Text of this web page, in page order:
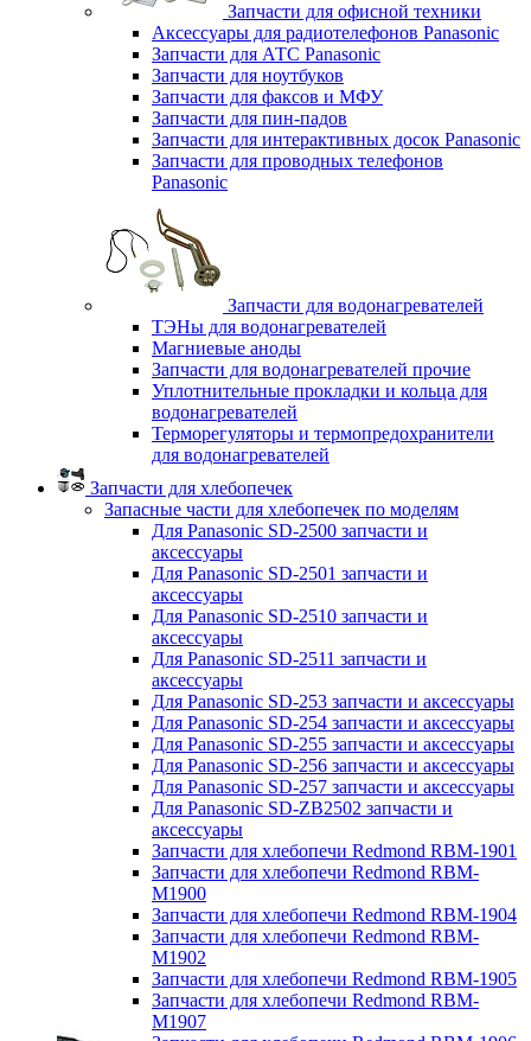
Запчасти для офисной техники
Аксессуары для радиотелефонов Panasonic
Запчасти для АТС Panasonic
Запчасти для ноутбуков
Запчасти для факсов и МФУ
Запчасти для пин-падов
Запчасти для интерактивных досок Panasonic
Запчасти для проводных телефонов
Panasonic
Запчасти для водонагревателей
ТЭНы для водонагревателей
Магниевые аноды
Запчасти для водонагревателей прочие
Уплотнительные прокладки и кольца для
водонагревателей
Терморегуляторы и термопредохранители
для водонагревателей
Запчасти для хлебопечек
Запасные части для хлебопечек по моделям
Для Panasonic SD-2500 запчасти и
аксессуары
Для Panasonic SD-2501 запчасти и
аксессуары
Для Panasonic SD-2510 запчасти и
аксессуары
Для Panasonic SD-2511 запчасти и
аксессуары
Для Panasonic SD-253 запчасти и аксессуары
Для Panasonic SD-254 запчасти и аксессуары
Для Panasonic SD-255 запчасти и аксессуары
Для Panasonic SD-256 запчасти и аксессуары
Для Panasonic SD-257 запчасти и аксессуары
Для Panasonic SD-ZB2502 запчасти и
аксессуары
Запчасти для хлебопечи Redmond RBM-1901
Запчасти для хлебопечи Redmond RBM-
M1900
Запчасти для хлебопечи Redmond RBM-1904
Запчасти для хлебопечи Redmond RBM-
M1902
Запчасти для хлебопечи Redmond RBM-1905
Запчасти для хлебопечи Redmond RBM-
M1907